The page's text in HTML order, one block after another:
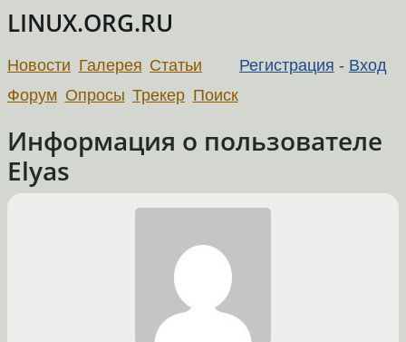
LINUX.ORG.RU
Регистрация - Вход
Новости Галерея Статьи
Форум Опросы Трекер Поиск
Информация о пользователе
Elyas